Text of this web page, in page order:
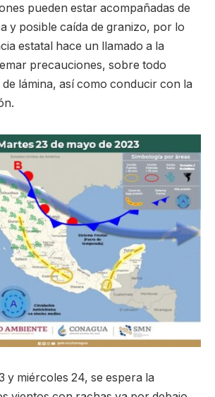
pueden estar acompañadas de
y posible caída de granizo, por lo
estatal hace un llamado a la
precauciones, sobre todo
lámina, así como conducir con la
y miércoles 24, se espera la